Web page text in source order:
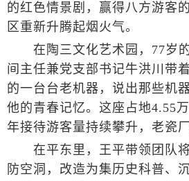
的红色情景剧，赢得八方游客
区重新升腾起烟火气。
在陶三文化艺术园，77岁的
间主任兼党支部书记牛洪川带
的一台台老机器，说出那些机
他的青春记忆。这座占地4.55
年接待游客量持续攀升，老瓷
在平东里，王平带领团队将
防空洞，改造为集历史科普、